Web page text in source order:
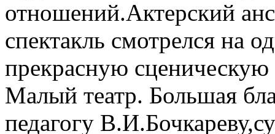
отношений.Актерский
спектакль смотрелся на
прекрасную сценическую
Малый театр. Большая
педагогу